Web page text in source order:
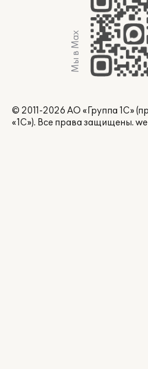
Мы в Max
© 2011-2026 АО «Группа 1С»
«1С»). Все права защищены.